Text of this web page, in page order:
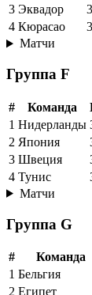
3 Эквадор 3
4 Кюрасао 3
Матчи
Группа F
# Команда
1 Нидерланды
2 Япония
3 Швеция
4 Тунис
Матчи
Группа G
# Команда
1 Бельгия
2 Египет